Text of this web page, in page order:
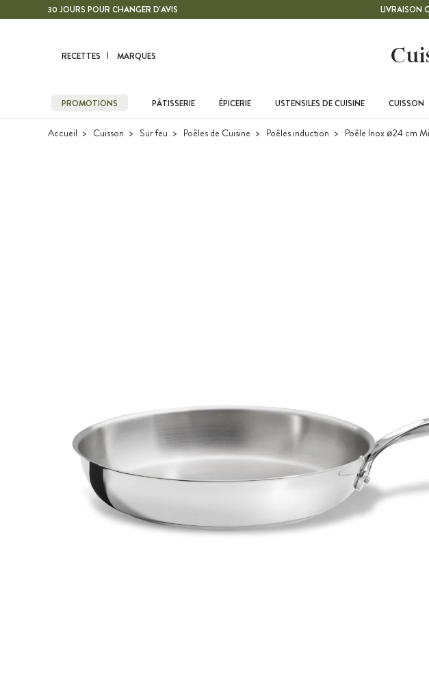
Contenu principal30 JOURS POUR CHANGER D'AVIS LIVRAISON
RECETTES MARQUES
PROMOTIONS PÂTISSERIE ÉPICERIE USTENSILES DE CUISINE CUISSON
Accueil Cuisson Sur feu Poêles de Cuisine Poêles induction Poêle Inox ø24 cm